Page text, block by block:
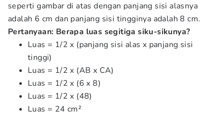
seperti gambar di atas dengan panjang sisi alasnya
adalah 6 cm dan panjang sisi tingginya adalah 8 cm.
Pertanyaan: Berapa luas segitiga siku-sikunya?
Luas = 1/2 x (panjang sisi alas x panjang sisi
tinggi)
Luas = 1/2 x (AB x CA)
Luas = 1/2 x (6 x 8)
Luas = 1/2 x (48)
Luas = 24 cm²